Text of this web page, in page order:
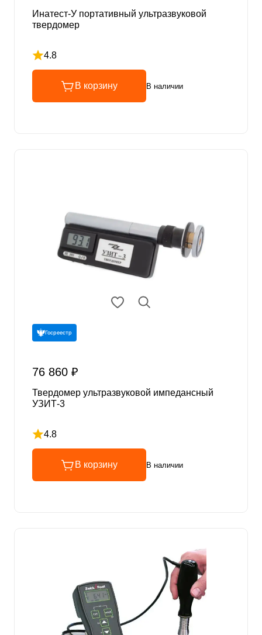
Инатест-У портативный ультразвуковой
твердомер
4.8
Рейтинг 4.8 из 5
В корзину В наличии
Госреестр
76 860 ₽
Твердомер ультразвуковой импедансный
УЗИТ-3
4.8
Рейтинг 4.8 из 5
В корзину В наличии